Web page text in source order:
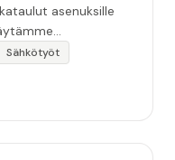
Sähkötyöt